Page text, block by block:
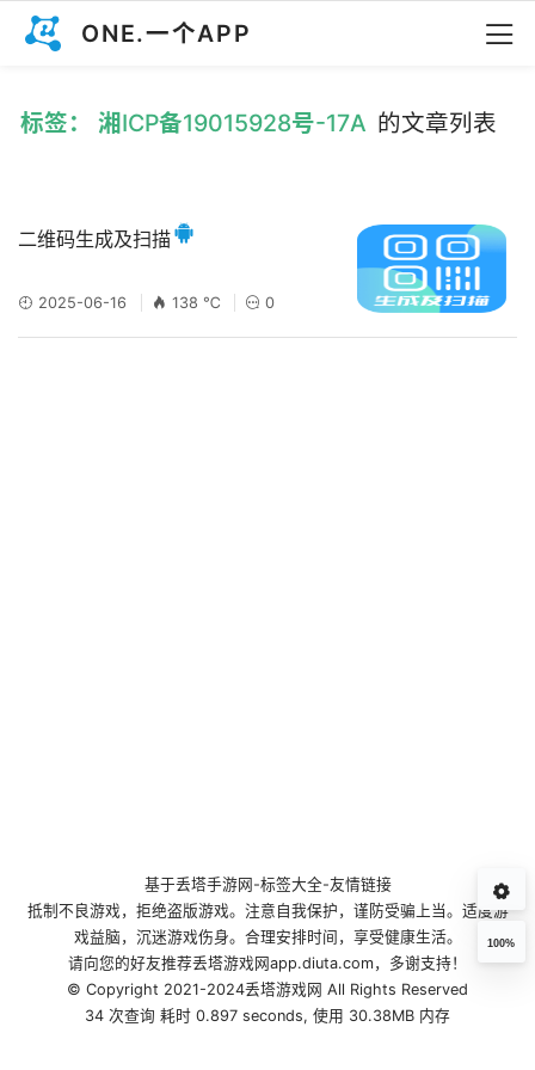
ONE.一个APP
标签： 湘ICP备19015928号-17A 的文章列表
二维码生成及扫描
2025-06-16 138 ℃ 0
100%
基于丢塔手游网 -标签大全-友情链接
抵制不良游戏，拒绝盗版游戏。注意自我保护，谨防受骗上当。适度游
戏益脑，沉迷游戏伤身。合理安排时间，享受健康生活。
请向您的好友推荐丢塔游戏网app.diuta.com，多谢支持！
© Copyright 2021-2024丢塔游戏网 All Rights Reserved
34 次查询 耗时 0.897 seconds, 使用 30.38MB 内存